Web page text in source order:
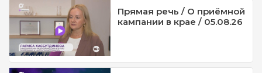
Прямая речь / О приёмной
кампании в крае / 05.08.26